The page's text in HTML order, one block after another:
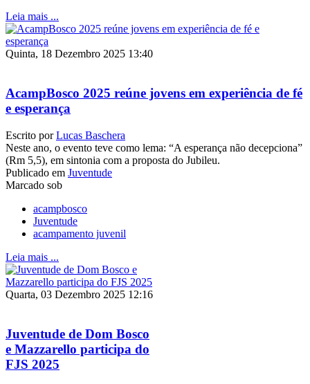
Leia mais ...
Quinta, 18 Dezembro 2025 13:40
AcampBosco 2025 reúne jovens em experiência de fé
e esperança
Escrito porLucas Baschera
Neste ano, o evento teve como lema: “A esperança não decepciona”
(Rm 5,5), em sintonia com a proposta do Jubileu.
Publicado em Juventude
Marcado sob
acampbosco
Juventude
acampamento juvenil
Leia mais ...
Quarta, 03 Dezembro 2025 12:16
Juventude de Dom Bosco
e Mazzarello participa do
FJS 2025